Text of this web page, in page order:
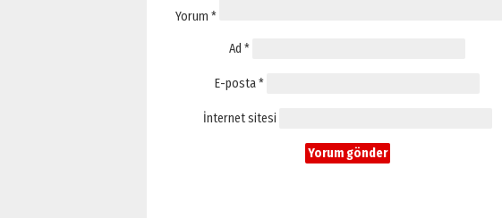
Yorum *
Ad *
E-posta*
İnternet sitesi